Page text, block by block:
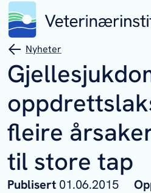
Nyheter
fleire
til store tap
Publisert 01.06.2015